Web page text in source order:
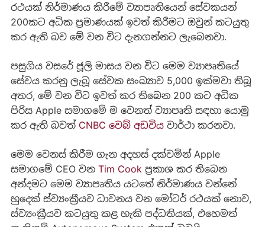
රථයක් නිර්මාණය කිරීමේ ව්‍යාපෘතියෙන් සේවකයන්
200කට අධික ප්‍රමාණයක් ඉවත් කිරීමට ඔවුන් කටයුතු
කර ඇති බව මේ වන විට දැනගන්නට ලැබෙනවා.
පසුගිය වසරේ ජූලි මාසය වන විට මෙම ව්‍යාපෘතියේ
සේවය කරනු ලැබූ සේවක සංඛ්‍යාව 5,000 ඉක්මවා තිබූ
අතර, මේ වන විට ඉවත් කර තිබෙන 200 කට අධික
පිරිස Apple සමාගමේ ම වෙනත් ව්‍යාපෘති සඳහා යොමු
කර ඇති බවත් CNBC වෙබ් අඩවියවාර්ථා කරනවා.
මෙම වෙනස් කිරීම ගැන අදහස් දක්වමින් Apple
සමාගමේ CEO වන Tim Cook ප්‍රකාශ කර තිබෙන
අන්දමට මෙම ව්‍යාපෘතිය යටතේ නිර්මාණය වන්නේ
හුදෙක් ස්ව්‍යංක්‍රීයව ධාවනය වන මෝටර් රථයක් නොව,
ස්ව්‍යංක්‍රීයව කටයුතු කළ හැකි පද්ධතියක්, එහෙමත්